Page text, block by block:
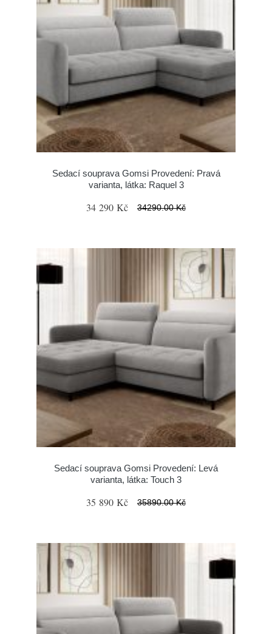
Sedací souprava Gomsi Provedení: Pravá
varianta, látka: Raquel 3
34 290 Kč 34290.00 Kč
Sedací souprava Gomsi Provedení: Levá
varianta, látka: Touch 3
35 890 Kč 35890.00 Kč